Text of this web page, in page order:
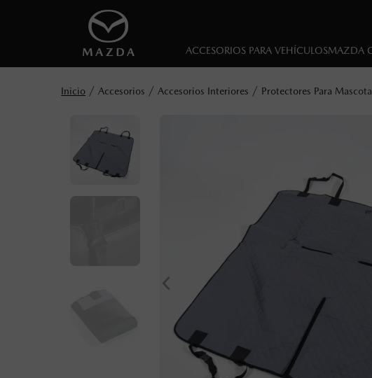
ACCESORIOS PARA VEHÍCULOSMAZDA
Accesorios Accesorios Interiores Protectores Para